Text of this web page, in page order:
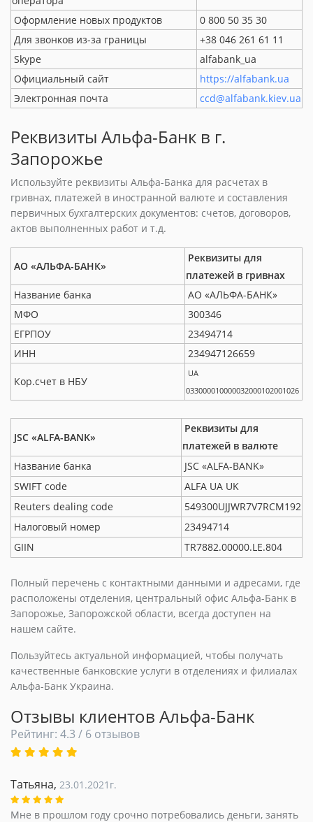
Оформление новых продуктов
0 800 50 35 30
Для звонков из-за границы
+38 046 261 61 11
Skype
alfabank_ua
Официальный сайт
https://alfabank.ua
Электронная почта
ccd@alfabank.kiev.ua
Реквизиты Альфа-Банк в г.
Запорожье
Используйте реквизиты Альфа-Банка для расчетах в
гривнах, платежей в иностранной валюте и составления
первичных бухгалтерских документов: счетов, договоров,
актов выполненных работ и т.д.
АО «АЛЬФА-БАНК»
Реквизиты для
платежей в гривнах
Название банка
АО «АЛЬФА-БАНК»
МФО
300346
ЕГРПОУ
23494714
ИНН
234947126659
Кор.счет в НБУ
UA
033000010000032000102001026
JSC «ALFA-BANK»
Реквизиты для
платежей в валюте
Название банка
JSC «ALFA-BANK»
SWIFT code
ALFA UA UK
Reuters dealing code
549300UJJWR7V7RCM192
Налоговый номер
23494714
GIIN
TR7882.00000.LE.804
Полный перечень с контактными данными и адресами, где
расположены отделения, центральный офис Альфа-Банк в
Запорожье, Запорожской области, всегда доступен на
нашем сайте.
Пользуйтесь актуальной информацией, чтобы получать
качественные банковские услуги в отделениях и филиалах
Альфа-Банк Украина.
Отзывы клиентов Альфа-Банк
Рейтинг: 4.3 / 6 отзывов
Татьяна, 23.01.2021г.
Мне в прошлом году срочно потребовались деньги, занять